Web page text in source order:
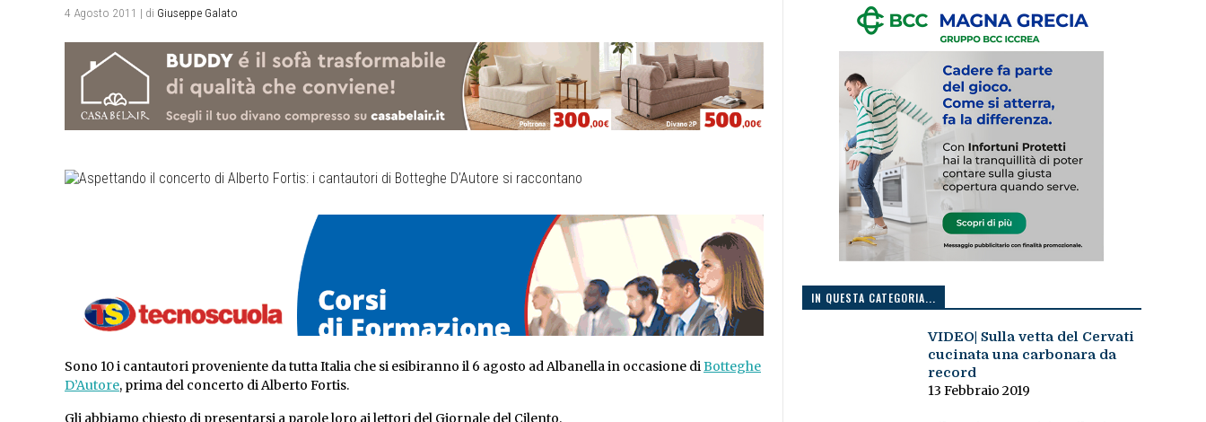
4 Agosto 2011 | di Giuseppe Galato
Sono 10 i cantautori proveniente da tutta Italia che si esibiranno il 6 agosto ad Albanella in occasione diBotteghe
D’Autore, prima del concerto di Alberto Fortis.
Gli abbiamo chiesto di presentarsi a parole loro ai lettori del Giornale del Cilento.
IN QUESTA CATEGORIA...
VIDEO| Sulla vetta del Cervati
cucinata una carbonara da
record
13 Febbraio 2019